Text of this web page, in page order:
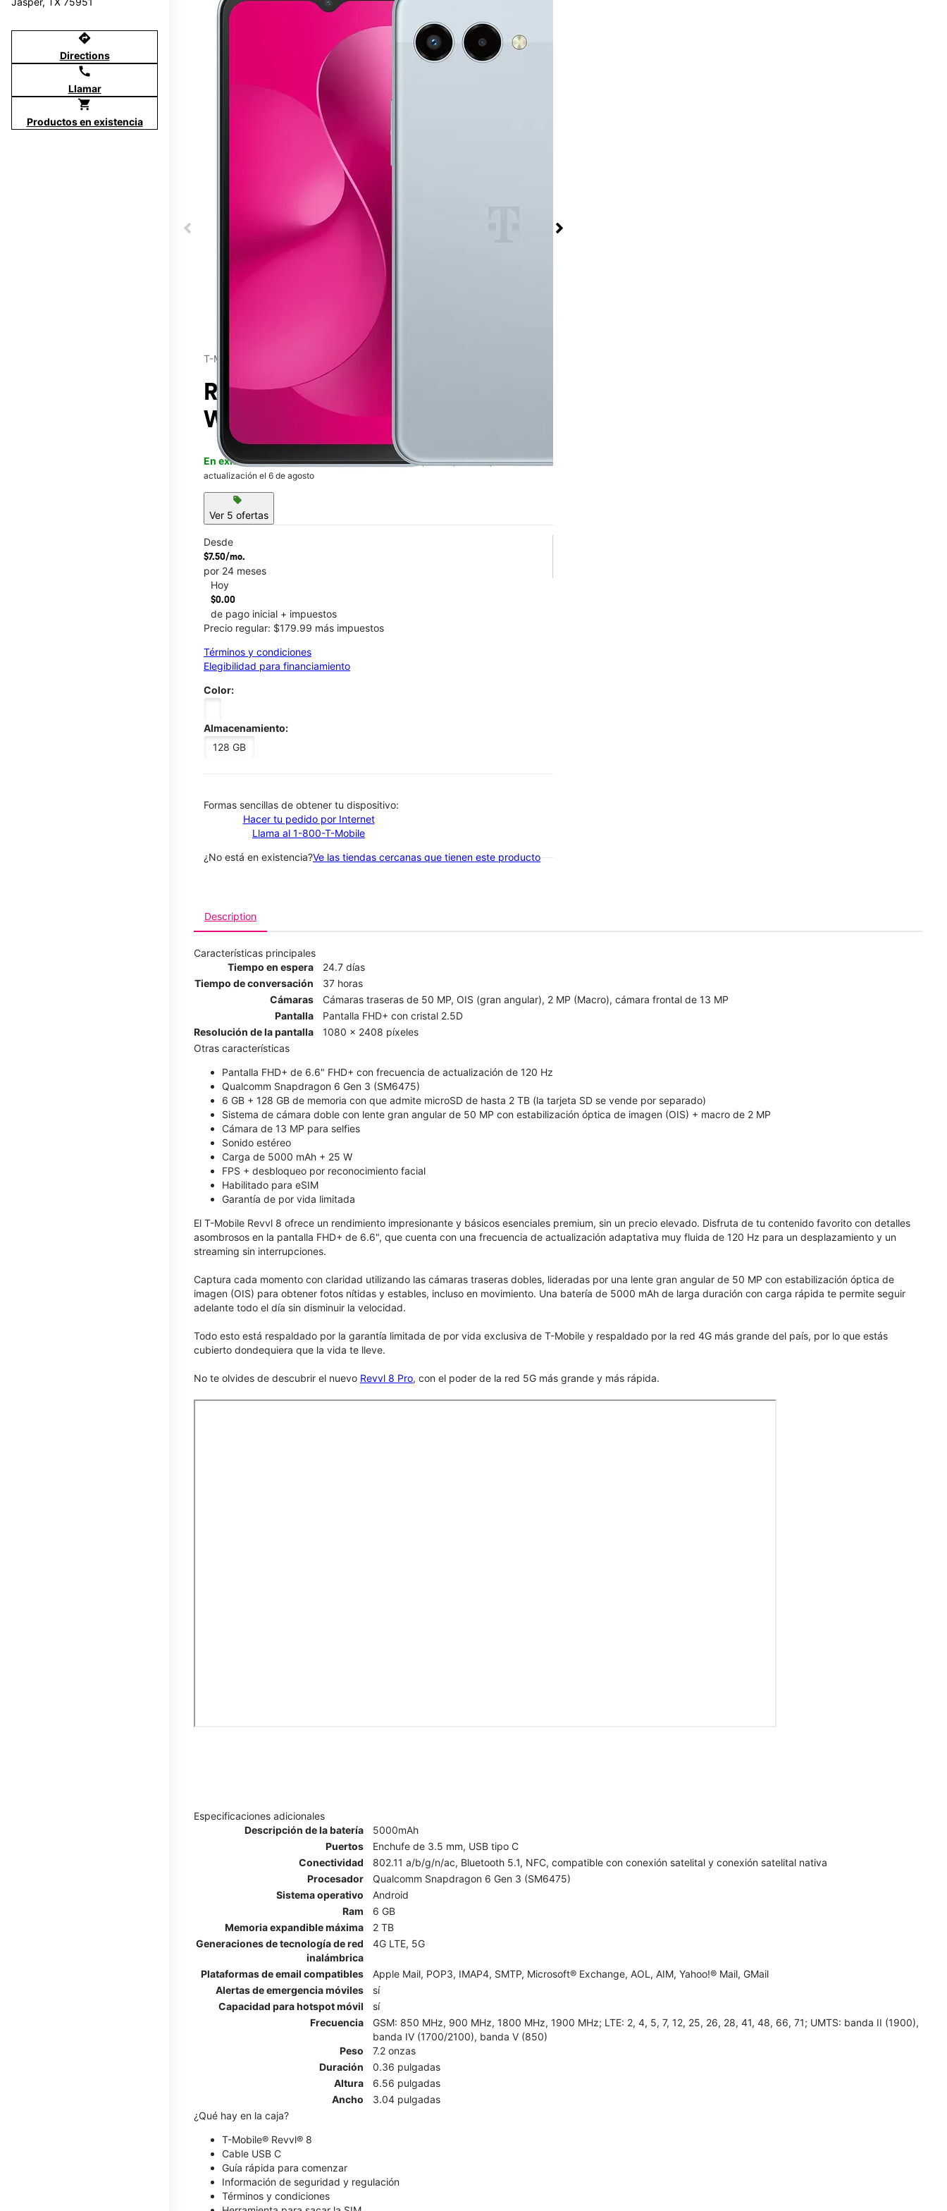
directions
Directions
call
Llamar
shopping_cart
Productos en existencia
This carousel contains a column of small thumbnails. Selecting a thumbnail will change the main image in the carousel that follows. Use the Previous and Next
T-Mobile®
Revvl® 8en T-Mobile
Wheeler
En existencia Este artículo está confirmado como disponible para comprar. Última
actualización el 6 de agosto
sell
Ver 5 ofertas
Desde
$7.50/mo.
por 24 meses
Hoy
$0.00
de pago inicial + impuestos
Precio regular: $179.99 más impuestos
Términos y condiciones
Elegibilidad para financiamiento
Color:
Almacenamiento:
128 GB
​​​​​​​Formas sencillas de obtener tu dispositivo:
Hacer tu pedido por Internet
Llama al 1-800-T-Mobile
¿No está en existencia?Ve las tiendas cercanas que tienen este producto
Description
Características principales
Tiempo en espera
24.7 días
Tiempo de conversación
37 horas
Cámaras
Cámaras traseras de 50 MP, OIS (gran angular), 2 MP (Macro), cámara frontal de 13 MP
Pantalla
Pantalla FHD+ con cristal 2.5D
Resolución de la pantalla
1080 x 2408 píxeles
Otras características
Pantalla FHD+ de 6.6" FHD+ con frecuencia de actualización de 120 Hz
Qualcomm Snapdragon 6 Gen 3 (SM6475)
6 GB + 128 GB de memoria con que admite microSD de hasta 2 TB (la tarjeta SD se vende por separado)
Sistema de cámara doble con lente gran angular de 50 MP con estabilización óptica de imagen (OIS) + macro de 2 MP
Cámara de 13 MP para selfies
Sonido estéreo
Carga de 5000 mAh + 25 W
FPS + desbloqueo por reconocimiento facial
Habilitado para eSIM
Garantía de por vida limitada
El T-Mobile Revvl 8 ofrece un rendimiento impresionante y básicos esenciales premium, sin un precio elevado. Disfruta de tu contenido favorito con detalles
asombrosos en la pantalla FHD+ de 6.6", que cuenta con una frecuencia de actualización adaptativa muy fluida de 120 Hz para un desplazamiento y un
streaming sin interrupciones.
Captura cada momento con claridad utilizando las cámaras traseras dobles, lideradas por una lente gran angular de 50 MP con estabilización óptica de
imagen (OIS) para obtener fotos nítidas y estables, incluso en movimiento. Una batería de 5000 mAh de larga duración con carga rápida te permite seguir
adelante todo el día sin disminuir la velocidad.
Todo esto está respaldado por la garantía limitada de por vida exclusiva de T-Mobile y respaldado por la red 4G más grande del país, por lo que estás
cubierto dondequiera que la vida te lleve.
No te olvides de descubrir el nuevo Revvl 8 Pro, con el poder de la red 5G más grande y más rápida.
Especificaciones adicionales
Descripción de la batería
5000mAh
Puertos
Enchufe de 3.5 mm, USB tipo C
Conectividad
802.11 a/b/g/n/ac, Bluetooth 5.1, NFC, compatible con conexión satelital y conexión satelital nativa
Procesador
Qualcomm Snapdragon 6 Gen 3 (SM6475)
Sistema operativo
Android
Ram
6 GB
Memoria expandible máxima
2 TB
Generaciones de tecnología de red
inalámbrica
4G LTE, 5G
Plataformas de email compatibles
Apple Mail, POP3, IMAP4, SMTP, Microsoft® Exchange, AOL, AIM, Yahoo!® Mail, GMail
Alertas de emergencia móviles
sí
Capacidad para hotspot móvil
sí
Frecuencia
GSM: 850 MHz, 900 MHz, 1800 MHz, 1900 MHz; LTE: 2, 4, 5, 7, 12, 25, 26, 28, 41, 48, 66, 71; UMTS: banda II (1900),
banda IV (1700/2100), banda V (850)
Peso
7.2 onzas
Duración
0.36 pulgadas
Altura
6.56 pulgadas
Ancho
3.04 pulgadas
¿Qué hay en la caja?
T-Mobile® Revvl® 8
Cable USB C
Guía rápida para comenzar
Información de seguridad y regulación
Términos y condiciones